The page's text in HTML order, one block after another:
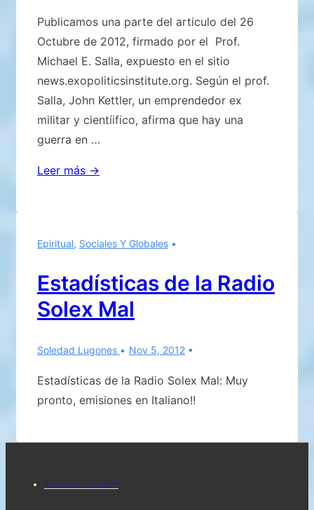
Publicamos una parte del articulo del 26
Octubre de 2012, firmado por el Prof.
Michael E. Salla, expuesto en el sitio
news.exopoliticsinstitute.org. Según el prof.
Salla, John Kettler, un emprendedor ex
militar y cientíifico, afirma que hay una
guerra en …
Ovni
Antártida.
o
ficción?
Leer más →
Epiritual, Sociales Y Globales
Estadísticas de la Radio
Solex Mal
Soledad Lugones Nov 5, 2012
Estadísticas de la Radio Solex Mal: Muy
pronto, emisiones en Italiano!!
Menú
Escuchar la radio